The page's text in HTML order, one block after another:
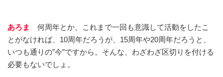
あろま
何周年とか、これまで一回も意識して活動をしたこ
とがなければ、10周年だろうが、15周年や20周年だろうと、
いつも通りの”今”ですから。そんな、わざわざ区切りを付ける
必要もないでしょ。